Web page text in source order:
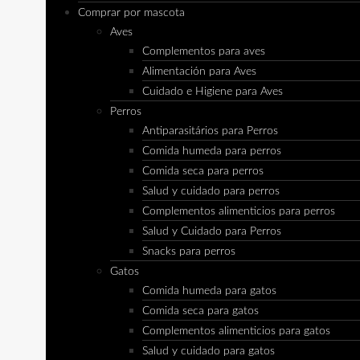
Comprar por mascota
Aves
Complementos para aves
Alimentación para Aves
Cuidado e Higiene para Aves
Perros
Antiparasitários para Perros
Comida humeda para perros
Comida seca para perros
Salud y cuidado para perros
Complementos alimenticios para perros
Salud y Cuidado para Perros
Snacks para perros
Gatos
Comida humeda para gatos
Comida seca para gatos
Complementos alimenticios para gatos
Salud y cuidado para gatos